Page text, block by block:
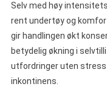
Selv med høy
rent undertøy og
gir handlingen økt
betydelig økning i
utfordringer uten
inkontinens.